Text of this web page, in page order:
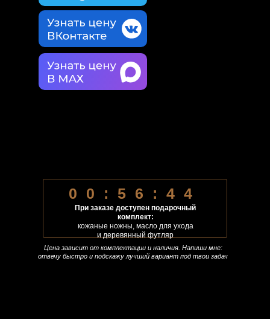
При заказе доступен подарочный
комплект:
кожаные ножны, масло для ухода
и деревянный футляр
Цена зависит от комплектации и наличия. Напиши мне:
отвечу быстро и подскажу лучший вариант под твои задач
00:56:41